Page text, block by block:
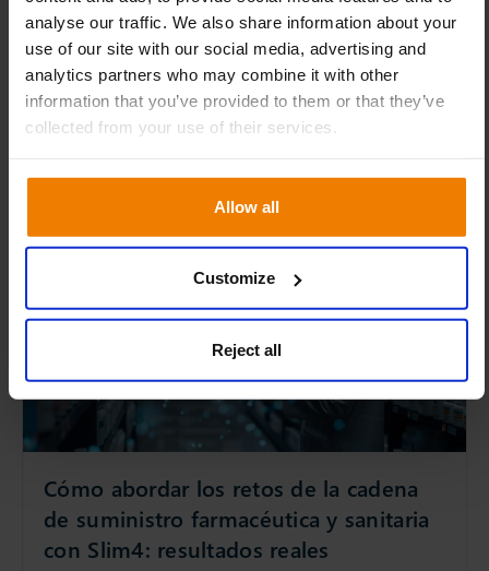
analyse our traffic. We also share information about your
use of our site with our social media, advertising and
analytics partners who may combine it with other
information that you’ve provided to them or that they’ve
collected from your use of their services.
Allow all
Customize
Reject all
aprovisionamiento. Aumenta la transparencia y
traduce los objetivos estratégicos en acciones
concretas y ejecutables.
7 May 2026 Artículos sobre S&OP + IBP
Cómo abordar los retos de la cadena
de suministro farmacéutica y sanitaria
con Slim4: resultados reales
BLOG